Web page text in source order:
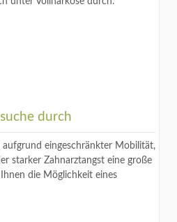
durch
eingeschränkter Mobilität,
starker Zahnarztangst eine große
die Möglichkeit eines